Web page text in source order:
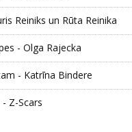
Reiniks un Rūta Reinika
- Olga Rajecka
- Katrīna Bindere
Z-Scars